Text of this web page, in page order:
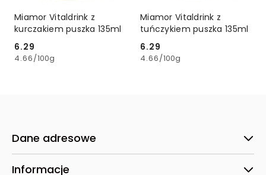
Miamor Vitaldrink z
kurczakiem puszka 135ml
Cena:
6.29
4.66/100g
Miamor Vitaldrink z
tuńczykiem puszka 135ml
Cena:
6.29
4.66/100g
Dane adresowe
Informacje